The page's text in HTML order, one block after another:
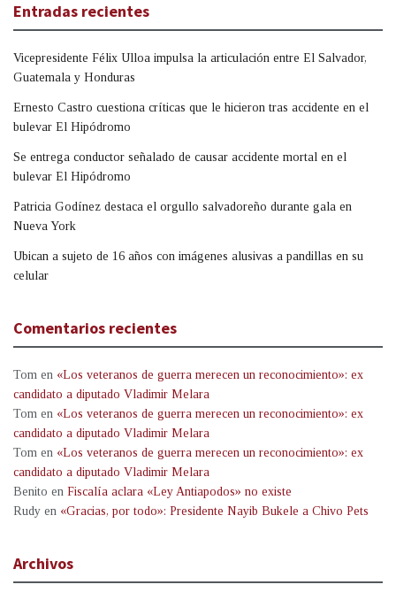
Entradas recientes
Vicepresidente Félix Ulloa impulsa la articulación entre El Salvador,
Guatemala y Honduras
Ernesto Castro cuestiona críticas que le hicieron tras accidente en el
bulevar El Hipódromo
Se entrega conductor señalado de causar accidente mortal en el
bulevar El Hipódromo
Patricia Godínez destaca el orgullo salvadoreño durante gala en
Nueva York
Ubican a sujeto de 16 años con imágenes alusivas a pandillas en su
celular
Comentarios recientes
Tom en «Los veteranos de guerra merecen un reconocimiento»: ex
candidato a diputado Vladimir Melara
Tom en «Los veteranos de guerra merecen un reconocimiento»: ex
candidato a diputado Vladimir Melara
Tom en «Los veteranos de guerra merecen un reconocimiento»: ex
candidato a diputado Vladimir Melara
Benito en Fiscalía aclara «Ley Antiapodos» no existe
Rudy en «Gracias, por todo»: Presidente Nayib Bukele a Chivo Pets
Archivos